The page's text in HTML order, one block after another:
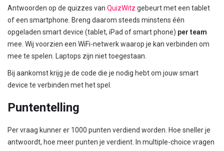
Antwoorden op de quizzes van QuizWitz gebeurt met een tablet
of een smartphone. Breng daarom steeds minstens één
opgeladen smart device (tablet, iPad of smart phone) per team
mee. Wij voorzien een WiFi-netwerk waarop je kan verbinden om
mee te spelen. Laptops zijn niet toegestaan.
Bij aankomst krijg je de code die je nodig hebt om jouw smart
device te verbinden met het spel.
Puntentelling
Per vraag kunner er 1000 punten verdiend worden. Hoe sneller je
antwoordt, hoe meer punten je verdient. In multiple-choice vragen